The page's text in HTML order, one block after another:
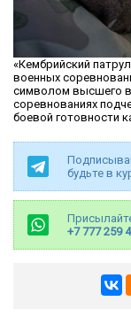
«Кембрийский
военных
символом высшего
соревнованиях
боевой готовности
будьте в
+7 777 259